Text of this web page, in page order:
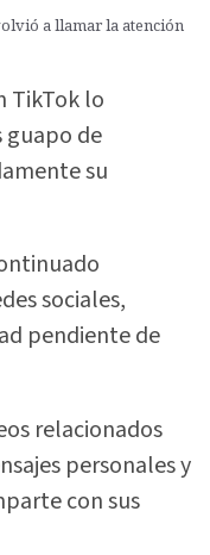
a llamar la atención
TikTok lo
de
su
sociales,
pendiente de
relacionados
personales y
con sus